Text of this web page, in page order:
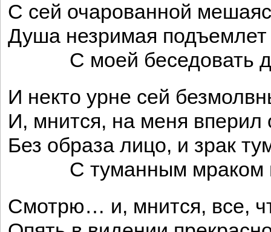
С сей очарованной
Душа незримая подъемлет
С моей беседовать
И некто урне сей
И, мнится, на меня вперил
Без образа лицо, и зрак
С туманным мраком
Смотрю… и, мнится, все,